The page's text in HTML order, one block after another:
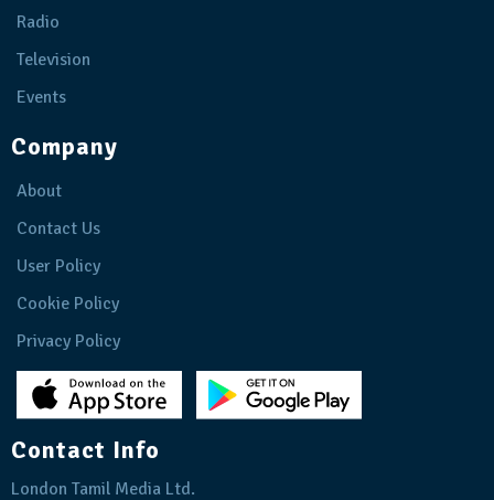
Radio
Television
Events
Company
About
Contact Us
User Policy
Cookie Policy
Privacy Policy
Contact Info
London Tamil Media Ltd.